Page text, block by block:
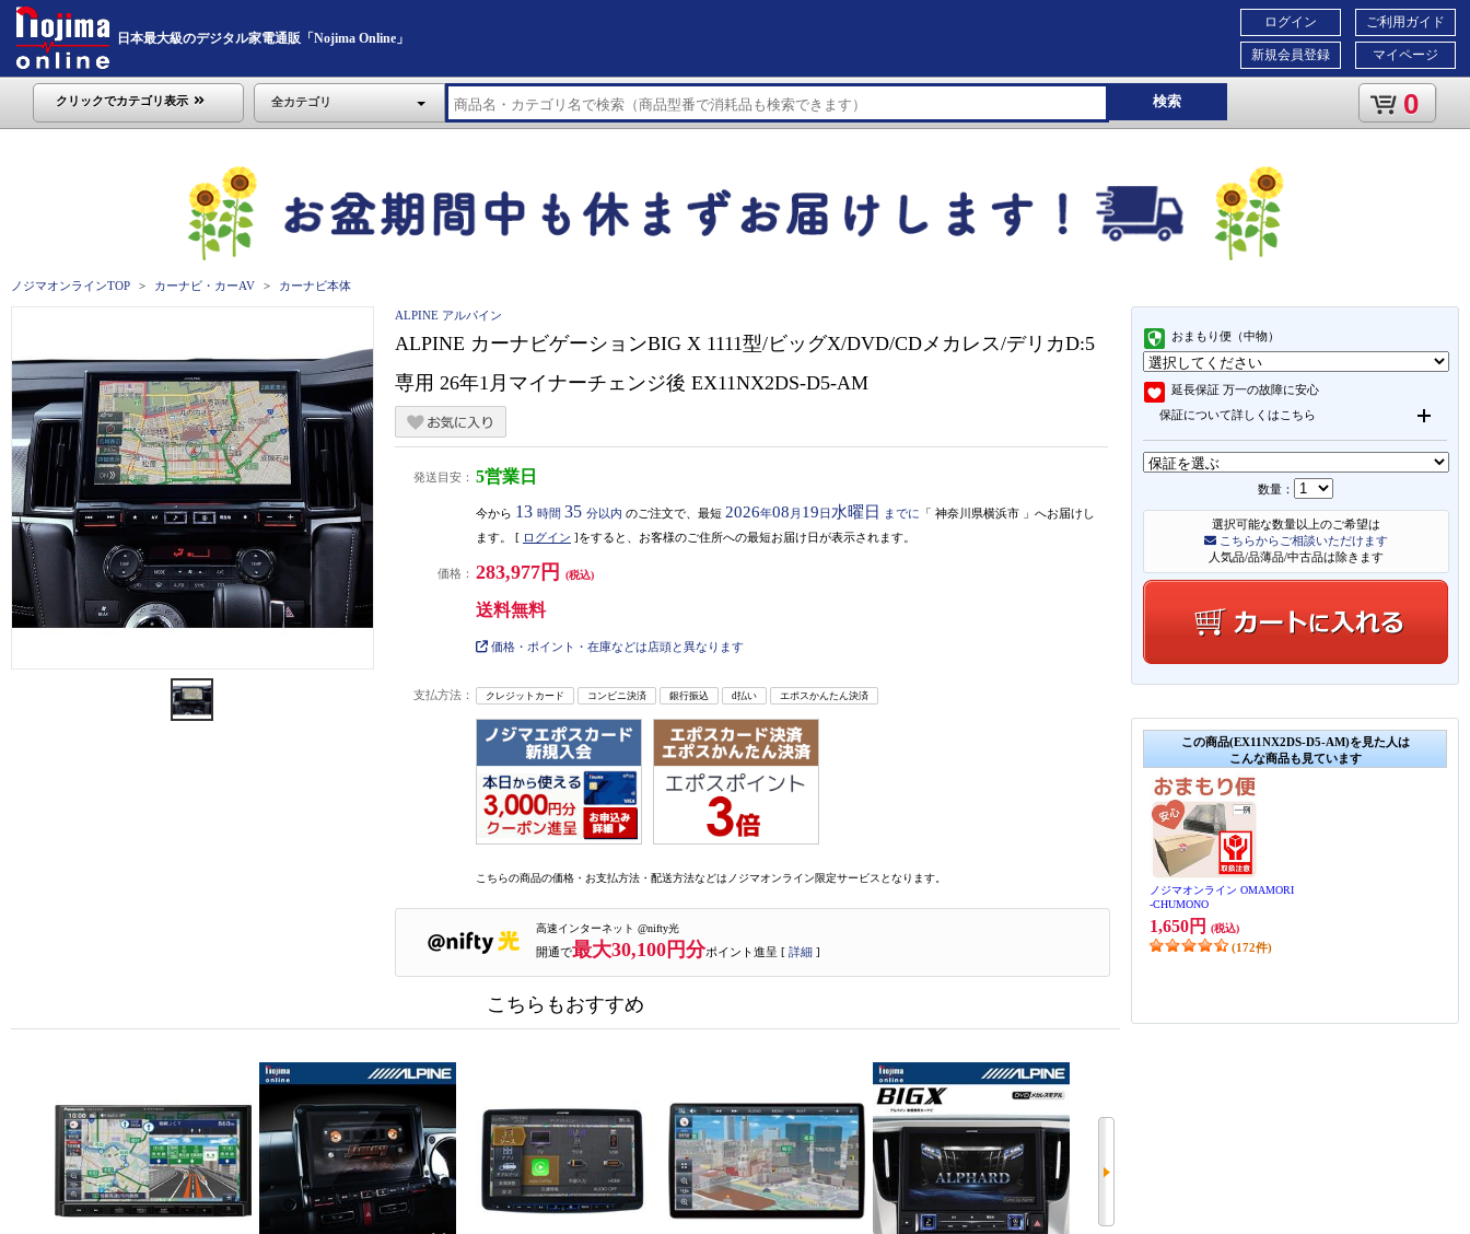
日本最大級のデジタル家電通販「Nojima Online」
ご利用ガイド
マイページ
ログイン
新規会員登録
クリックでカテゴリ表示 全カテゴリ 検索 0
ノジマオンラインTOP カーナビ・カーAV カーナビ本体
おまもり便（中物）
延長保証 万一の故障に安心
保証について詳しくはこちら
数量：
選択可能な数量以上のご希望は
こちらからご相談いただけます
人気品/品薄品/中古品は除きます
この商品(EX11NX2DS-D5-AM)を見た人は
こんな商品も見ています
ノジマオンライン OMAMORI
-CHUMONO
1,650円 (税込)
(172件)
ALPINE アルパイン
ALPINE カーナビゲーションBIG X 1111型/ビッグX/DVD/CDメカレス/デリカD:5
専用 26年1月マイナーチェンジ後 EX11NX2DS-D5-AM
発送目安： 5営業日
今から 13 時間 35 分以内 のご注文で、最短 2026年08 月 19日 水曜日 までに 「 神奈川県横浜市 」 へお届けし
ます。 [ ログイン ]をすると、お客様のご住所への最短お届け日が表示されます。
価格： 283,977円 (税込)
送料無料
価格・ポイント・在庫などは店頭と異なります
支払方法： クレジットカード コンビニ決済 銀行振込 d払い エポスかんたん決済
こちらの商品の価格・お支払方法・配送方法などはノジマオンライン限定サービスとなります。
高速インターネット @nifty光
開通で最大30,100円分ポイント進呈 [ 詳細 ]
こちらもおすすめ